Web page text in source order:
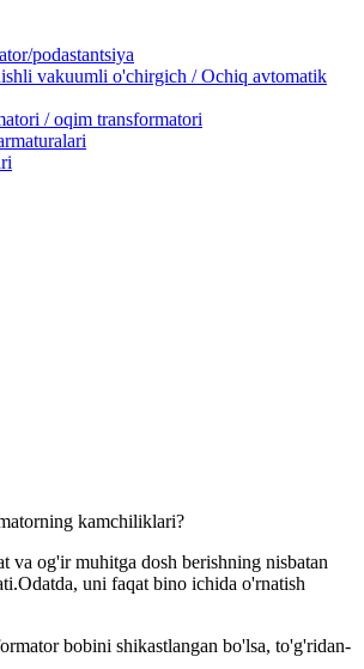
podastantsiya
vakuumli o'chirgich / Ochiq avtomatik
/ oqim transformatori
kamchiliklari?
va og'ir muhitga dosh berishning nisbatan
uni faqat bino ichida o'rnatish
bobini shikastlangan bo'lsa, to'g'ridan-